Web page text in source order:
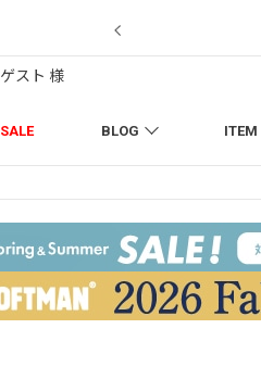
SALE BLOG ITEM
ゲスト 様